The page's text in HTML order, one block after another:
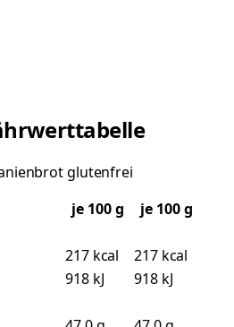
glutenfrei
je 100g
je 100 g
217 kcal
217 kcal
918 kJ
918 kJ